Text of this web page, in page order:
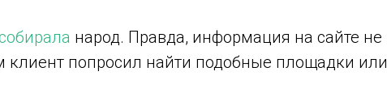
народ. Правда, информация на сайте не
клиент попросил найти подобные площадки или